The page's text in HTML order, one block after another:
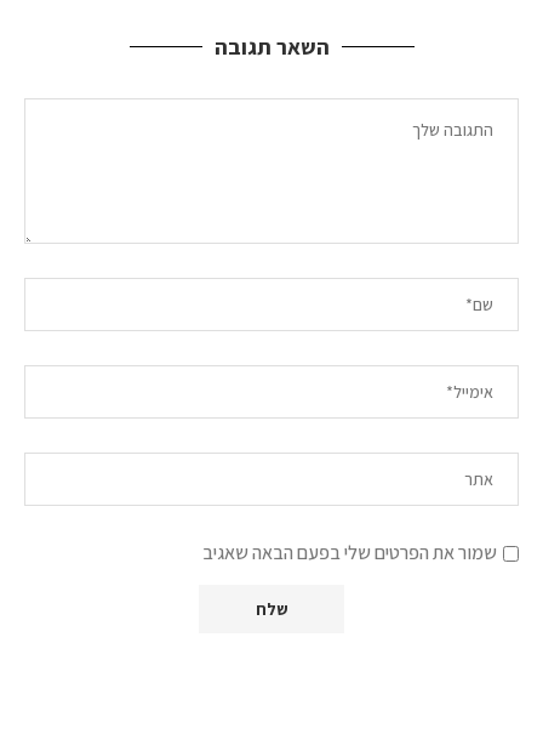
השאר תגובה
שמור את הפרטים שלי בפעם הבאה שאגיב